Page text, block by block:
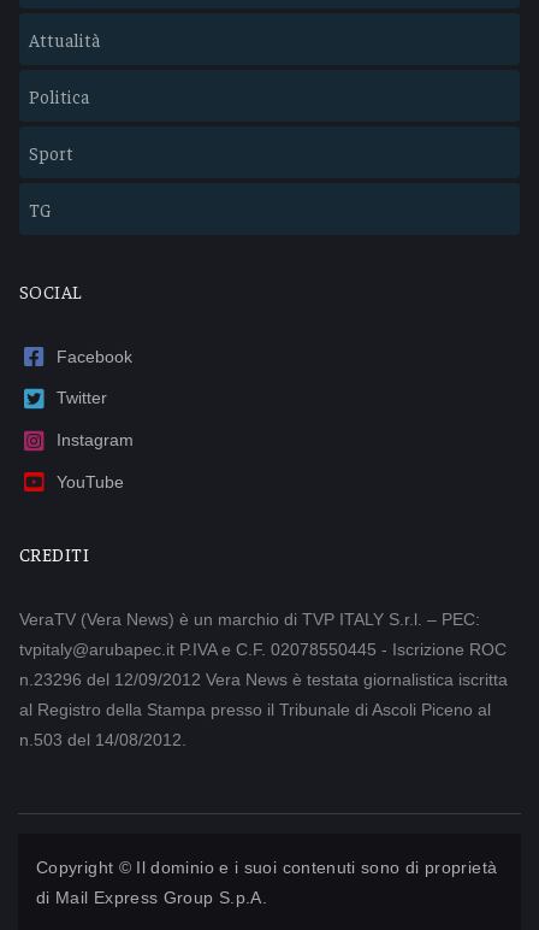
Attualità
Politica
Sport
TG
SOCIAL
Facebook
Twitter
Instagram
YouTube
CREDITI
VeraTV (Vera News) è un marchio di TVP ITALY S.r.l. – PEC:
tvpitaly@arubapec.it P.IVA e C.F. 02078550445 - Iscrizione ROC
n.23296 del 12/09/2012 Vera News è testata giornalistica iscritta
al Registro della Stampa presso il Tribunale di Ascoli Piceno al
n.503 del 14/08/2012.
Copyright © Il dominio e i suoi contenuti sono di proprietà
di Mail Express Group S.p.A.